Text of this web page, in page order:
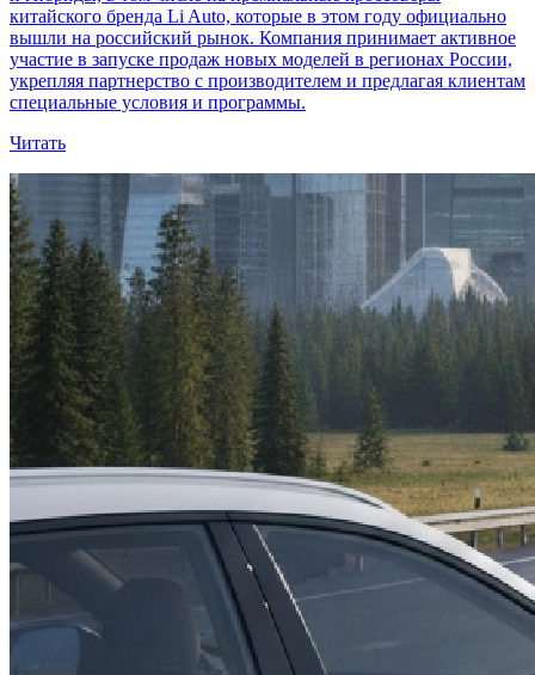
китайского бренда Li Auto, которые в этом году официально
вышли на российский рынок. Компания принимает активное
участие в запуске продаж новых моделей в регионах России,
укрепляя партнерство с производителем и предлагая клиентам
специальные условия и программы.
Читать